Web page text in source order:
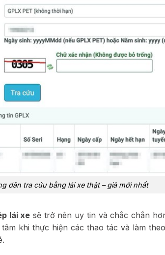
dãn tra cứu bằng lái xe thật – giả mới nhất
lái xe sẽ trở nên uy tin và chắc chắn
khi thực hiện các thao tác và làm